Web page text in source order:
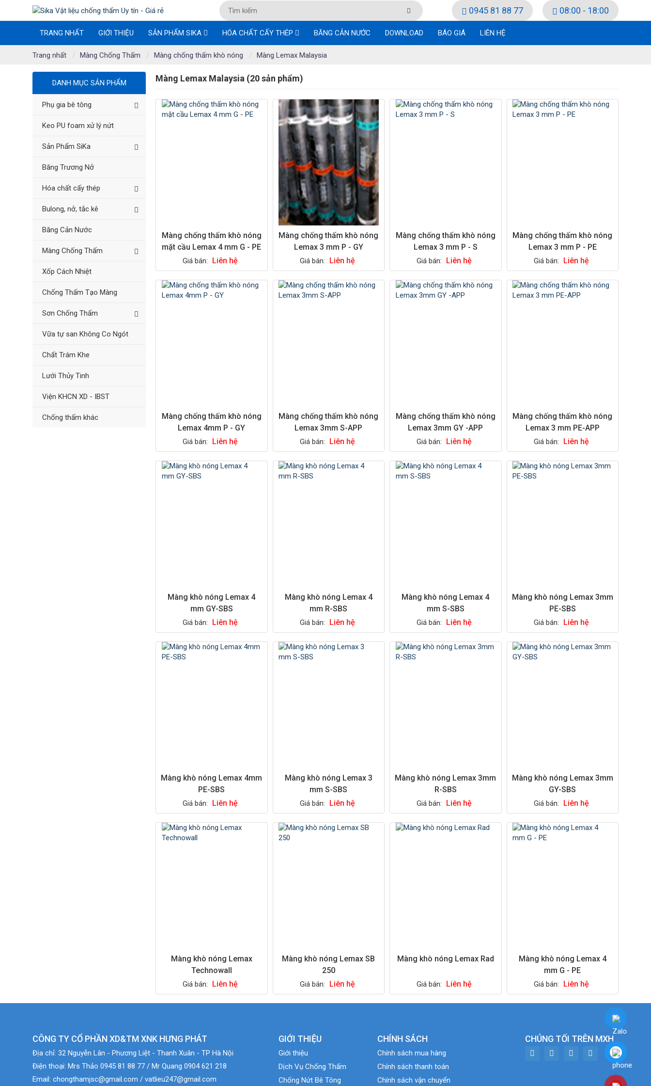
0945 81 88 77 08:00 - 18:00
TRANG NHẤT GIỚI THIỆU SẢN PHẨM SIKA HÓA CHẤT CẤY THÉP BĂNG CẢN NƯỚC DOWNLOAD BÁO GIÁ LIÊN HỆ
Trang nhất Màng Chống Thấm Màng chống thấm khò nóng Màng Lemax Malaysia
Màng Lemax Malaysia (20 sản phẩm)
Màng chống thấm khò nóng
mặt cầu Lemax 4 mm G - PE
Giá bán: Liên hệ
Màng chống thấm khò nóng
Lemax 3 mm P - GY
Giá bán: Liên hệ
Màng chống thấm khò nóng
Lemax 3 mm P - S
Giá bán: Liên hệ
Màng chống thấm khò nóng
Lemax 3 mm P - PE
Giá bán: Liên hệ
Màng chống thấm khò nóng
Lemax 4mm P - GY
Giá bán: Liên hệ
Màng chống thấm khò nóng
Lemax 3mm S-APP
Giá bán: Liên hệ
Màng chống thấm khò nóng
Lemax 3mm GY -APP
Giá bán: Liên hệ
Màng chống thấm khò nóng
Lemax 3 mm PE-APP
Giá bán: Liên hệ
Màng khò nóng Lemax 4
mm GY-SBS
Giá bán: Liên hệ
Màng khò nóng Lemax 4
mm R-SBS
Giá bán: Liên hệ
Màng khò nóng Lemax 4
mm S-SBS
Giá bán: Liên hệ
Màng khò nóng Lemax 3mm
PE-SBS
Giá bán: Liên hệ
Màng khò nóng Lemax 4mm
PE-SBS
Giá bán: Liên hệ
Màng khò nóng Lemax 3
mm S-SBS
Giá bán: Liên hệ
Màng khò nóng Lemax 3mm
R-SBS
Giá bán: Liên hệ
Màng khò nóng Lemax 3mm
GY-SBS
Giá bán: Liên hệ
Màng khò nóng Lemax
Technowall
Giá bán: Liên hệ
Màng khò nóng Lemax SB
250
Giá bán: Liên hệ
Màng khò nóng Lemax Rad
Giá bán: Liên hệ
Màng khò nóng Lemax 4
mm G - PE
Giá bán: Liên hệ
DANH MỤC SẢN PHẨM
Phụ gia bê tông
Keo PU foam xử lý nứt
Sản Phẩm SiKa
Băng Trương Nở
Hóa chất cấy thép
Bulong, nở, tắc kê
Băng Cản Nước
Màng Chống Thấm
Xốp Cách Nhiệt
Chống Thấm Tạo Màng
Sơn Chống Thấm
Vữa tự san Không Co Ngót
Chất Trám Khe
Lưới Thủy Tinh
Viện KHCN XD - IBST
Chống thấm khác
CÔNG TY CỔ PHẦN XD&TM XNK HƯNG PHÁT
Địa chỉ: 32 Nguyễn Lân - Phương Liệt - Thanh Xuân - TP Hà Nội
Điện thoại: Mrs Thảo 0945 81 88 77 / Mr Quang 0904 621 218
Email: chongthamjsc@gmail.com / vatlieu247@gmail.com
GIỚI THIỆU
Giới thiệu
Dịch Vụ Chống Thấm
Chống Nứt Bê Tông
CHÍNH SÁCH
Chính sách mua hàng
Chính sách thanh toán
Chính sách vận chuyển
CHÚNG TỐI TRÊN MXH